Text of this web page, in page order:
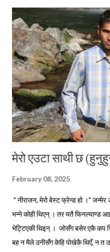
पक्की घरको दैलोभित्र । दिनहरू
। मेरा कविताहरूमा देश छाड्नेहरूलाई
तीनै कविताहरूका पात्र बनेर आफैले बाँच्नु
मेरो एउटा साथी छ
February 08, 2025
" नीराजन, मेरो बेस्ट फ्रेन्ड हो ।" जन्मेर
भन्ने कोही थिएन् । तर यतै फिनल्याण्ड
भेट्टिएकी थिइन् । जोसँग बसेर एकै कप
बह न मैले उनीसँग केहि पोखेकै थिएँ, न त